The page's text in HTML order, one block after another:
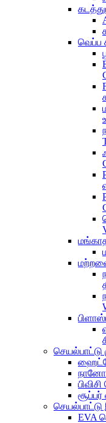
வெப்ப
செயல்பாட்டு
நானோ
EVA